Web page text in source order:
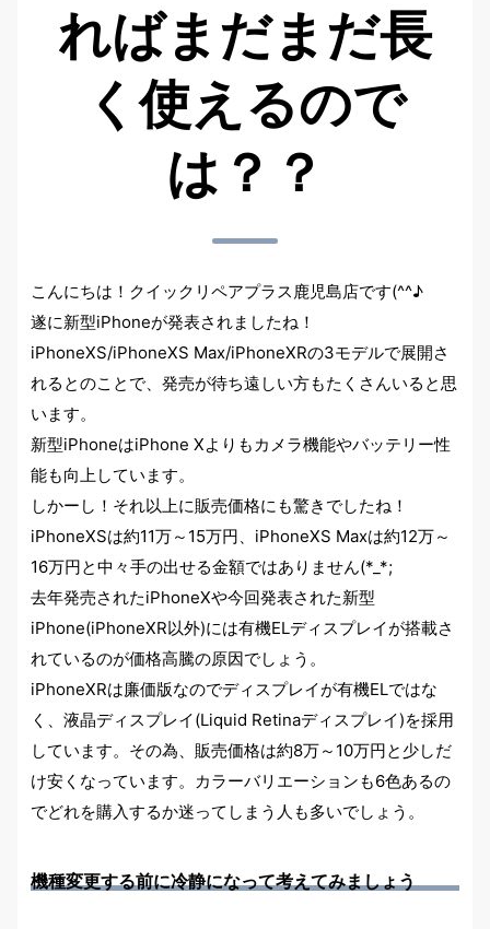
ればまだまだ長
く使えるので
は？？
こんにちは！クイックリペアプラス鹿児島店です(^^♪
遂に新型iPhoneが発表されましたね！
iPhoneXS/iPhoneXS Max/iPhoneXRの3モデルで展開さ
れるとのことで、発売が待ち遠しい方もたくさんいると思
います。
新型iPhoneはiPhone Xよりもカメラ機能やバッテリー性
能も向上しています。
しかーし！それ以上に販売価格にも驚きでしたね！
iPhoneXSは約11万～15万円、iPhoneXS Maxは約12万～
16万円と中々手の出せる金額ではありません(*_*;
去年発売されたiPhoneXや今回発表された新型
iPhone(iPhoneXR以外)には有機ELディスプレイが搭載さ
れているのが価格高騰の原因でしょう。
iPhoneXRは廉価版なのでディスプレイが有機ELではな
く、液晶ディスプレイ(Liquid Retinaディスプレイ)を採用
しています。その為、販売価格は約8万～10万円と少しだ
け安くなっています。カラーバリエーションも6色あるの
でどれを購入するか迷ってしまう人も多いでしょう。
機種変更する前に冷静になって考えてみましょう